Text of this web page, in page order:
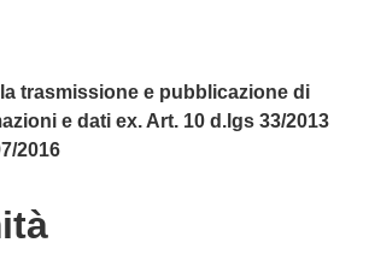
trasmissione e pubblicazione di
e dati ex. Art. 10 d.lgs 33/2013
2016